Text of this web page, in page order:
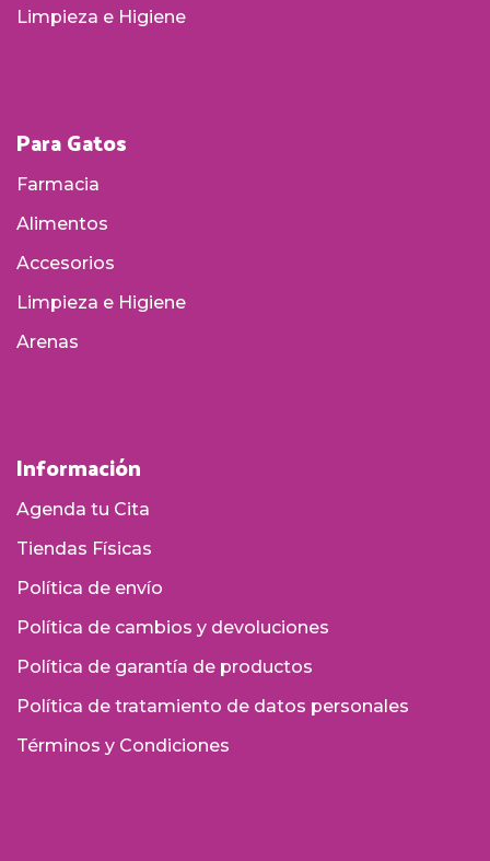
Limpieza e Higiene
Para Gatos
Farmacia
Alimentos
Accesorios
Limpieza e Higiene
Arenas
Información
Agenda tu Cita
Tiendas Físicas
Política de envío
Política de cambios y devoluciones
Política de garantía de productos
Política de tratamiento de datos personales
Términos y Condiciones